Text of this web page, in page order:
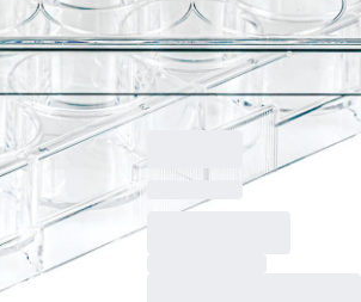
Suspensionszellen,
Codierungsfarbe:
grün, Flachboden, TC
Tested, 1 Stück/Blister